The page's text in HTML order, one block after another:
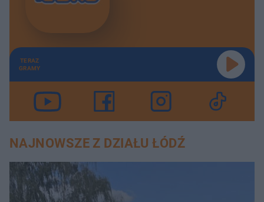
TERAZ
GRAMY
NAJNOWSZE Z DZIAŁU ŁÓDŹ